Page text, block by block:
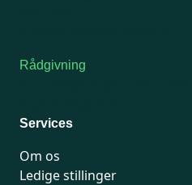
Rådgivning
Services
Om os
Ledige stillinger